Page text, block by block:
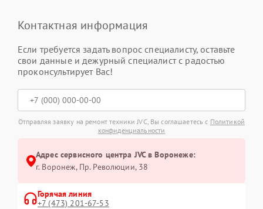
Контактная информация
Если требуется задать вопрос специалисту, оставьте
свои данные и дежурный специалист с радостью
проконсультирует Вас!
Отправляя заявку на ремонт техники JVC, Вы соглашаетесь с Политикой
конфиденциальности
Адрес сервисного центра JVC в Воронеже:
г. Воронеж, Пр. Революции, 38
Горячая линия
+7 (473) 201-67-53